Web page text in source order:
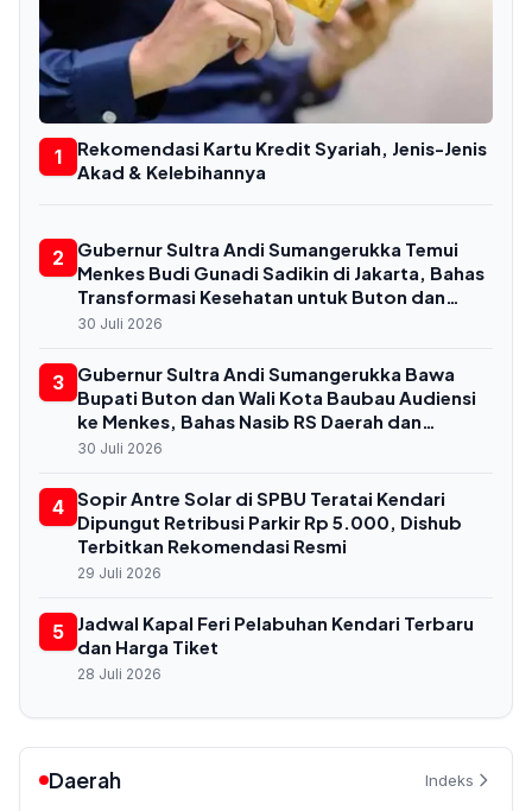
1
Rekomendasi Kartu Kredit Syariah, Jenis-Jenis
Akad & Kelebihannya
2
Gubernur Sultra Andi Sumangerukka Temui
Menkes Budi Gunadi Sadikin di Jakarta, Bahas
Transformasi Kesehatan untuk Buton dan
Baubau
30 Juli 2026
3
Gubernur Sultra Andi Sumangerukka Bawa
Bupati Buton dan Wali Kota Baubau Audiensi
ke Menkes, Bahas Nasib RS Daerah dan
Kekurangan Dokter
30 Juli 2026
4 Sopir Antre Solar di SPBU Teratai Kendari
Dipungut Retribusi Parkir Rp 5.000, Dishub
Terbitkan Rekomendasi Resmi
29 Juli 2026
5
Jadwal Kapal Feri Pelabuhan Kendari Terbaru
dan Harga Tiket
28 Juli 2026
Daerah Indeks